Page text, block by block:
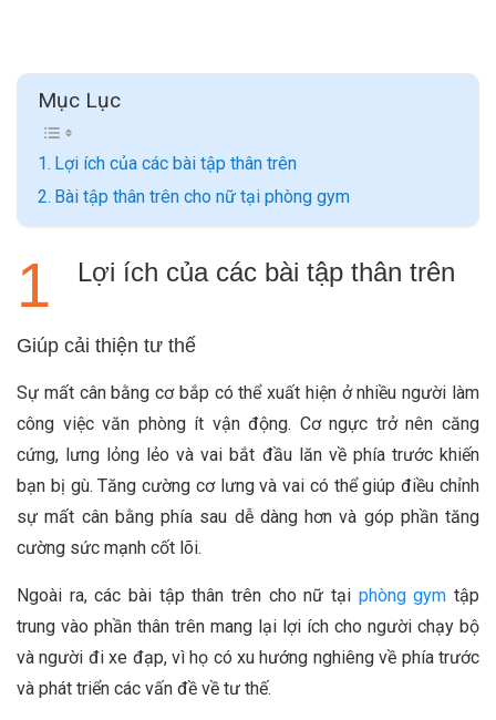
Mục Lục
Lợi ích của các bài tập thân trên
Bài tập thân trên cho nữ tại phòng gym
Lợi ích của các bài tập thân trên
Giúp cải thiện tư thế
Sự mất cân bằng cơ bắp có thể xuất hiện ở nhiều người làm
công việc văn phòng ít vận động. Cơ ngực trở nên căng
cứng, lưng lỏng lẻo và vai bắt đầu lăn về phía trước khiến
bạn bị gù. Tăng cường cơ lưng và vai có thể giúp điều chỉnh
sự mất cân bằng phía sau dễ dàng hơn và góp phần tăng
cường sức mạnh cốt lõi.
Ngoài ra, các bài tập thân trên cho nữ tại phòng gym tập
trung vào phần thân trên mang lại lợi ích cho người chạy bộ
và người đi xe đạp, vì họ có xu hướng nghiêng về phía trước
và phát triển các vấn đề về tư thế.